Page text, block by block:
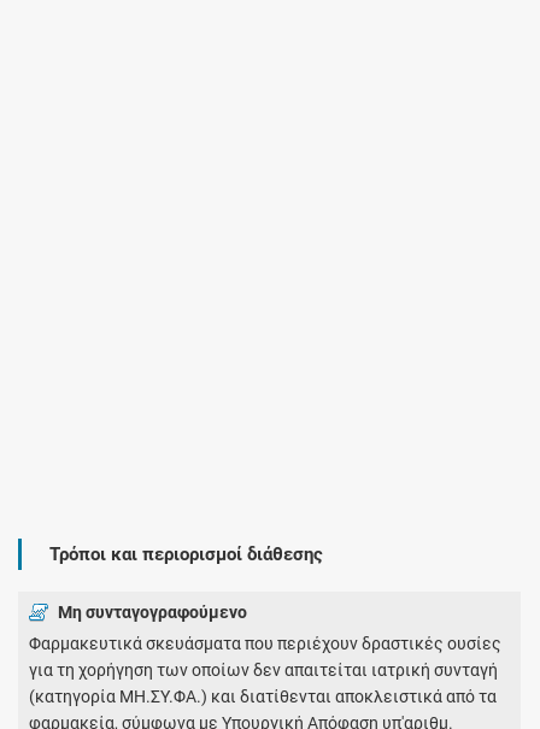
Τρόποι και περιορισμοί διάθεσης
Μη συνταγογραφούμενο
Φαρμακευτικά σκευάσματα που περιέχουν δραστικές ουσίες
για τη χορήγηση των οποίων δεν απαιτείται ιατρική συνταγή
(κατηγορία ΜΗ.ΣΥ.ΦΑ.) και διατίθενται αποκλειστικά από τα
φαρμακεία, σύμφωνα με Υπουργική Απόφαση υπ'αριθμ.